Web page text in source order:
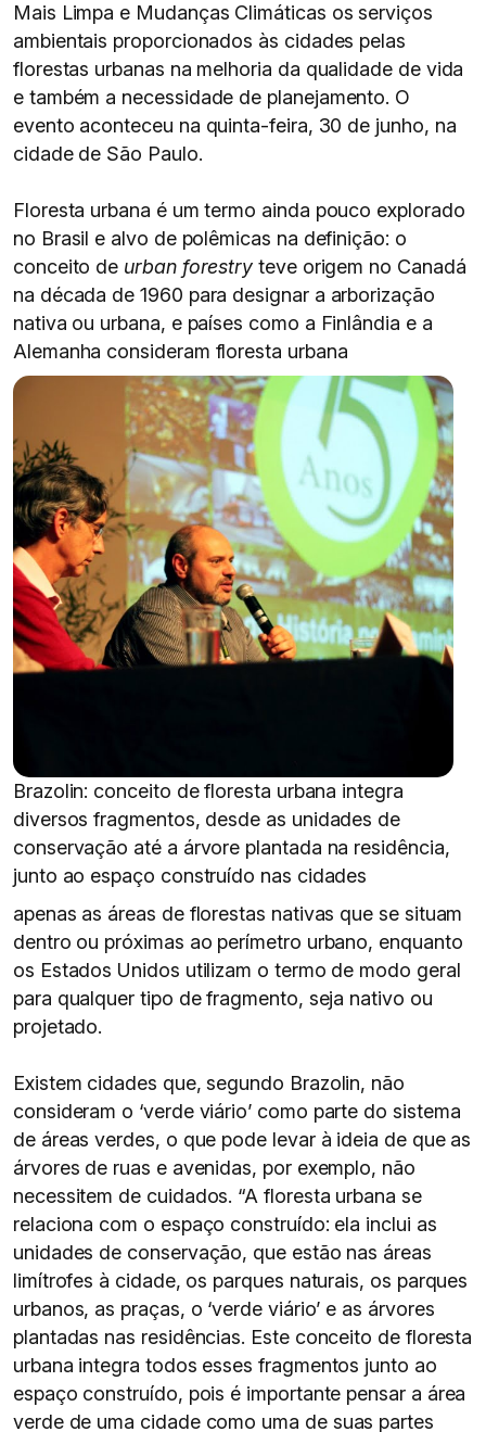
Mais Limpa e Mudanças Climáticas os serviços
ambientais proporcionados às cidades pelas
florestas urbanas na melhoria da qualidade de vida
e também a necessidade de planejamento. O
evento aconteceu na quinta-feira, 30 de junho, na
cidade de São Paulo.
Floresta urbana é um termo ainda pouco explorado
no Brasil e alvo de polêmicas na definição: o
conceito de urban forestry teve origem no Canadá
na década de 1960 para designar a arborização
nativa ou urbana, e países como a Finlândia e a
Alemanha consideram floresta urbana
Brazolin: conceito de floresta urbana integra
diversos fragmentos, desde as unidades de
conservação até a árvore plantada na residência,
junto ao espaço construído nas cidades
apenas as áreas de florestas nativas que se situam
dentro ou próximas ao perímetro urbano, enquanto
os Estados Unidos utilizam o termo de modo geral
para qualquer tipo de fragmento, seja nativo ou
projetado.
Existem cidades que, segundo Brazolin, não
consideram o ‘verde viário’ como parte do sistema
de áreas verdes, o que pode levar à ideia de que as
árvores de ruas e avenidas, por exemplo, não
necessitem de cuidados. “A floresta urbana se
relaciona com o espaço construído: ela inclui as
unidades de conservação, que estão nas áreas
limítrofes à cidade, os parques naturais, os parques
urbanos, as praças, o ‘verde viário’ e as árvores
plantadas nas residências. Este conceito de floresta
urbana integra todos esses fragmentos junto ao
espaço construído, pois é importante pensar a área
verde de uma cidade como uma de suas partes